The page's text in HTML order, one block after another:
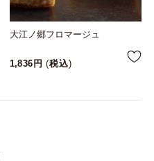
大江ノ郷フロマージュ
1,836 税込